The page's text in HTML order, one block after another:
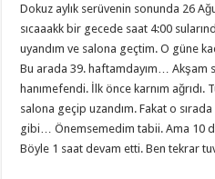
Dokuz aylık serüvenin sonunda 26
sıcaaakk bir gecede saat 4:00
uyandım ve salona geçtim. O güne
Bu arada 39. haftamdayım… Akşam
hanımefendi. İlk önce karnım
salona geçip uzandım. Fakat o sırada
gibi… Önemsemedim tabii. Ama 10
Böyle 1 saat devam etti. Ben tekrar